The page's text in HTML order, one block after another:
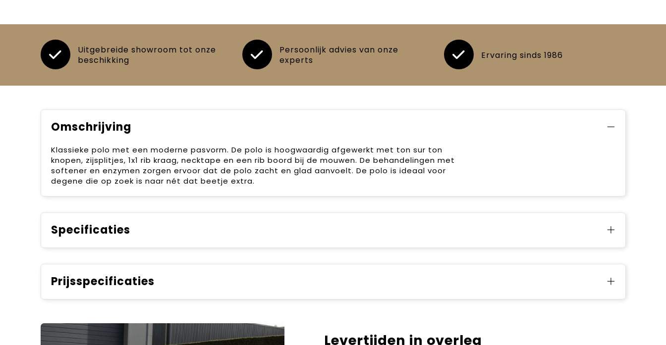
Uitgebreide showroom tot onze
beschikking
Persoonlijk advies van onze
experts
Ervaring sinds 1986
Omschrijving
Klassieke polo met een moderne pasvorm. De polo is hoogwaardig afgewerkt met ton sur ton
knopen, zijsplitjes, 1x1 rib kraag, necktape en een rib boord bij de mouwen. De behandelingen met
softener en enzymen zorgen ervoor dat de polo zacht en glad aanvoelt. De polo is ideaal voor
degene die op zoek is naar nét dat beetje extra.
Specificaties
Prijsspecificaties
Levertijden in overleg